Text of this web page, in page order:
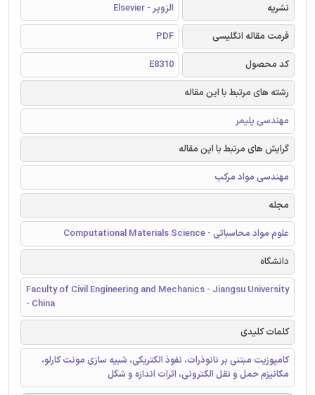
نشریه
الزویر - Elsevier
فرمت مقاله انگلیسی
PDF
کد محصول
E8310
رشته های مرتبط با این مقاله
مهندسی پلیمر
گرایش های مرتبط با این مقاله
مهندسی مواد مرکب
مجله
علوم مواد محاسباتی - Computational Materials Science
دانشگاه
Faculty of Civil Engineering and Mechanics - Jiangsu University
- China
کلمات کلیدی
کامپوزیت مبتنی بر نانوذرات، نفوذ الکتریکی، شبیه سازی مونت کارلو،
مکانیزم حمل و نقل الکترونی، اثرات اندازه و شکل